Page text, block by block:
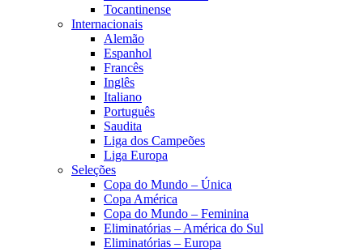
Tocantinense
Internacionais
Alemão
Espanhol
Francês
Inglês
Italiano
Português
Saudita
Liga dos Campeões
Liga Europa
Seleções
Copa do Mundo – Única
Copa América
Copa do Mundo – Feminina
Eliminatórias – América do Sul
Eliminatórias – Europa